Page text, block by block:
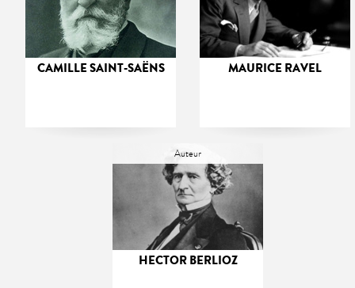
CAMILLE SAINT-SAËNS MAURICE RAVEL
Auteur
HECTOR BERLIOZ